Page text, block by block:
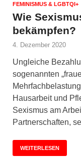
FEMINISMUS & LGBTQI+
Wie
bekämpfen?
4. Dezember 2020
Ungleiche
sogenannten
Hausarbeit und
Sexismus am
Partnerschaften,
WEITERLESEN